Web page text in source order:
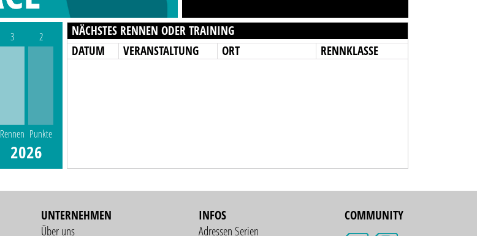
3
Rennen
2
Punkte
2026
NÄCHSTES RENNEN ODER TRAINING
DATUM
VERANSTALTUNG ORT RENNKLASSE
UNTERNEHMEN
Über uns
INFOS
Adressen Serien
COMMUNITY